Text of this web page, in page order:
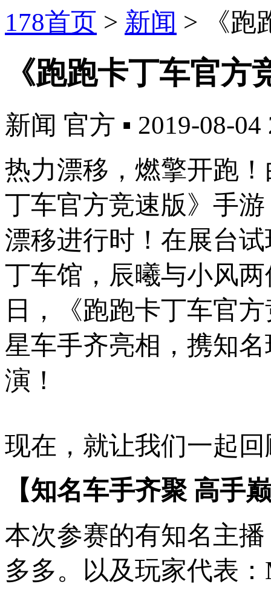
178首页 > 新闻 > 《
《跑跑卡丁车官
新闻 官方 ▪ 2019-08-04
热力漂移，燃擎开跑
丁车官方竞速版》手
漂移进行时！在展台
丁车馆，辰曦与小风
日，《跑跑卡丁车官
星车手齐亮相，携知
演！
现在，就让我们一起
【知名车手齐聚 高手
本次参赛的有知名主
多多。以及玩家代表